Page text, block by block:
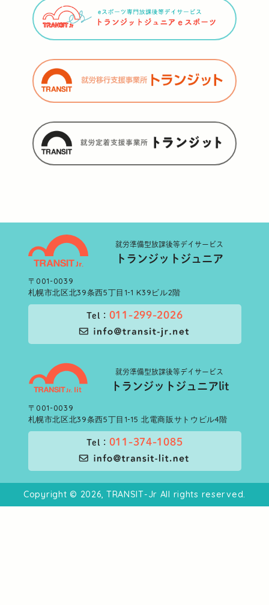
就労準備型放課後等デイサービス
トランジットジュニア
〒001-0039
札幌市北区北39条西5丁目1-1 K39ビル2階
Tel： 011-299-2026
就労準備型放課後等デイサービス
トランジットジュニアlit
〒001-0039
札幌市北区北39条西5丁目1-15 北電商販サトウビル4階
Tel： 011-374-1085
Copyright © 2026, TRANSIT-Jr All rights reserved.